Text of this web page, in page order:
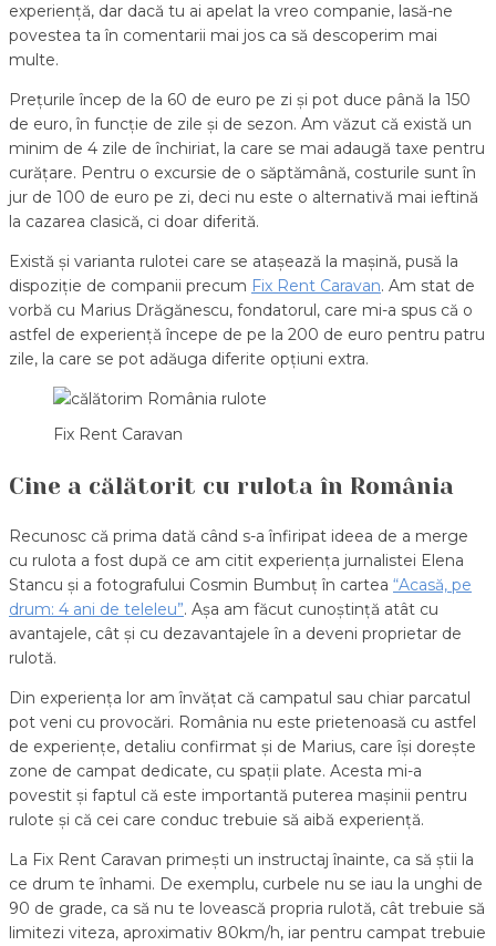
experiență, dar dacă tu ai apelat la vreo companie, lasă-ne
povestea ta în comentarii mai jos ca să descoperim mai
multe.
Prețurile încep de la 60 de euro pe zi și pot duce până la 150
de euro, în funcție de zile și de sezon. Am văzut că există un
minim de 4 zile de închiriat, la care se mai adaugă taxe pentru
curățare. Pentru o excursie de o săptămână, costurile sunt în
jur de 100 de euro pe zi, deci nu este o alternativă mai ieftină
la cazarea clasică, ci doar diferită.
Există și varianta rulotei care se atașează la mașină, pusă la
dispoziție de companii precum Fix Rent Caravan. Am stat de
vorbă cu Marius Drăgănescu, fondatorul, care mi-a spus că o
astfel de experiență începe de pe la 200 de euro pentru patru
zile, la care se pot adăuga diferite opțiuni extra.
Fix Rent Caravan
Cine a călătorit cu rulota în România
Recunosc că prima dată când s-a înfiripat ideea de a merge
cu rulota a fost după ce am citit experiența jurnalistei Elena
Stancu și a fotografului Cosmin Bumbuț în cartea “Acasă, pe
drum: 4 ani de teleleu”. Așa am făcut cunoștință atât cu
avantajele, cât și cu dezavantajele în a deveni proprietar de
rulotă.
Din experiența lor am învățat că campatul sau chiar parcatul
pot veni cu provocări. România nu este prietenoasă cu astfel
de experiențe, detaliu confirmat și de Marius, care își dorește
zone de campat dedicate, cu spații plate. Acesta mi-a
povestit și faptul că este importantă puterea mașinii pentru
rulote și că cei care conduc trebuie să aibă experiență.
La Fix Rent Caravan primești un instructaj înainte, ca să știi la
ce drum te înhami. De exemplu, curbele nu se iau la unghi de
90 de grade, ca să nu te lovească propria rulotă, cât trebuie să
limitezi viteza, aproximativ 80km/h, iar pentru campat trebuie